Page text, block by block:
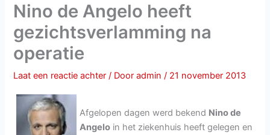
Nino de Angelo heeft
gezichtsverlamming na
operatie
Laat een reactie achter / Dooradmin/ 21 november 2013
Afgelopen dagen werd bekend Nino de
Angelo in het ziekenhuis heeft gelegen en